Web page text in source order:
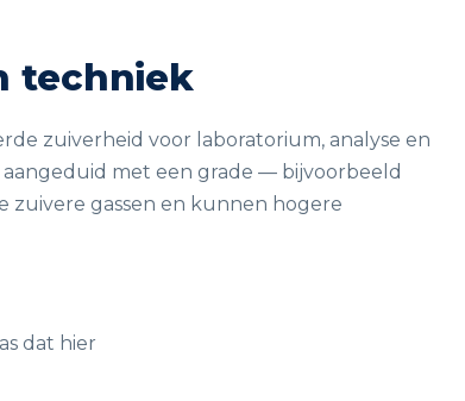
techniek
zuiverheid voor laboratorium, analyse en
met een grade — bijvoorbeeld
zuivere gassen en kunnen hogere
dat hier